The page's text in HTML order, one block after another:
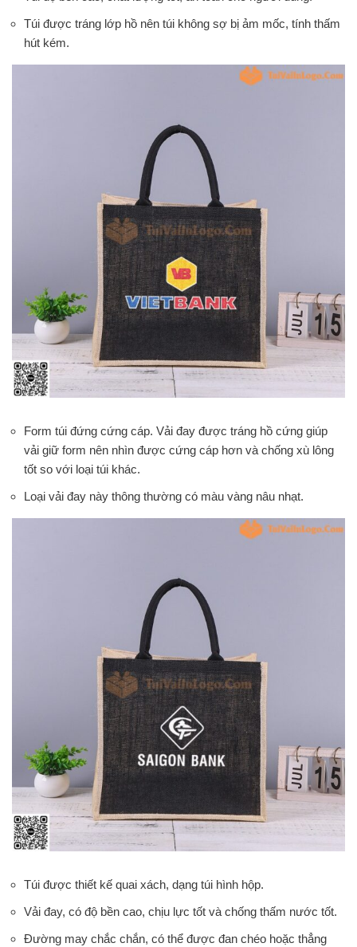
Túi được tráng lớp hồ nên túi không sợ bị ảm mốc, tính thấm
hút kém.
Form túi đứng cứng cáp. Vải đay được tráng hồ cứng giúp
vải giữ form nên nhìn được cứng cáp hơn và chống xù lông
tốt so với loại túi khác.
Loại vải đay này thông thường có màu vàng nâu nhạt.
Túi được thiết kế quai xách, dạng túi hình hộp.
Vải đay, có độ bền cao, chịu lực tốt và chống thấm nước tốt.
Đường may chắc chắn, có thể được đan chéo hoặc thẳng